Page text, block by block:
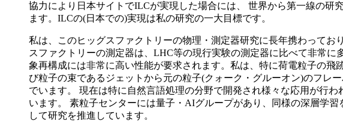
協力により日本サイトでILCが実現した場合には、 世界から第一線の研
ます。ILCの(日本での)実現は私の研究の一大目標です。
私は、このヒッグスファクトリーの物理・測定器研究に長年携わって
スファクトリーの測定器は、LHC等の現行実験の測定器に比べて非常
象再構成には非常に高い性能が要求されます。私は、特に荷電粒子の飛
び粒子の束であるジェットから元の粒子(クォーク・グルーオン)のフレ
でいます。 現在は特に自然言語処理の分野で開発され様々な応用が行わ
います。 素粒子センターには量子・AIグループがあり、同様の深層学
して研究を推進しています。